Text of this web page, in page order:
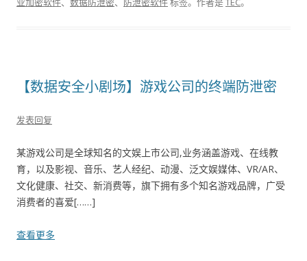
【数据安全小剧场】游戏公司的终端防泄密
发表回复
某游戏公司是全球知名的文娱上市公司,业务涵盖游戏、在线教
育，以及影视、音乐、艺人经纪、动漫、泛文娱媒体、VR/AR、
文化健康、社交、新消费等，旗下拥有多个知名游戏品牌，广受
消费者的喜爱[……]
查看更多